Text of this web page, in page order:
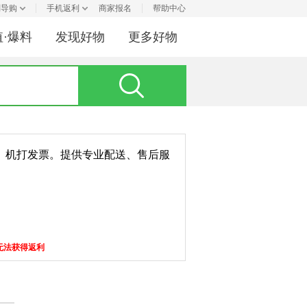
购 手机返利 商家报名 帮助中心
·爆料 发现好物 更多好物
机打发票。提供专业配送、售后服
法获得返利